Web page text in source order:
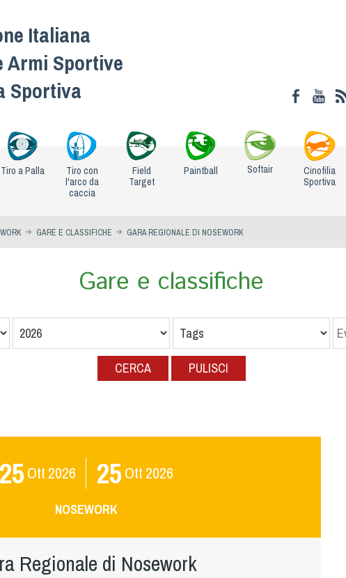
Italiana
Armi Sportive
Sportiva
Tiro a Palla
Tiro con
l'arco da
caccia
Field
Target
Paintball Softair
Cinofilia
Sportiva
GARE E CLASSIFICHE GARA REGIONALE DI NOSEWORK
Gare e classifiche
CERCA PULISCI
25 Ott 2026 25 Ott 2026
NOSEWORK
Regionale di Nosework